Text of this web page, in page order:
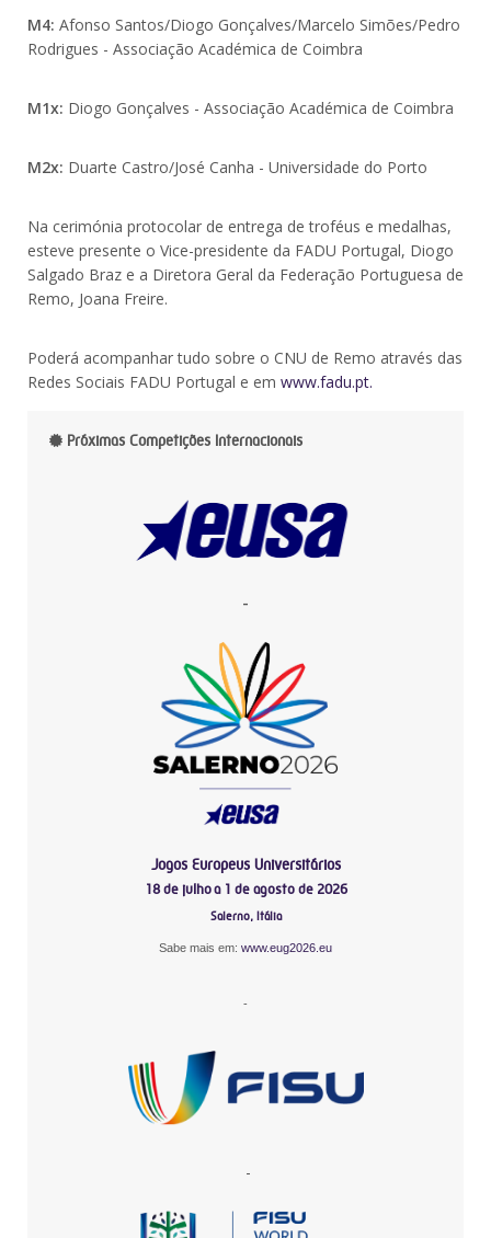
M4: Afonso Santos/Diogo Gonçalves/Marcelo Simões/Pedro
Rodrigues - Associação Académica de Coimbra
M1x: Diogo Gonçalves - Associação Académica de Coimbra
M2x: Duarte Castro/José Canha - Universidade do Porto
Na cerimónia protocolar de entrega de troféus e medalhas,
esteve presente o Vice-presidente da FADU Portugal, Diogo
Salgado Braz e a Diretora Geral da Federação Portuguesa de
Remo, Joana Freire.
Poderá acompanhar tudo sobre o CNU de Remo através das
Redes Sociais FADU Portugal e em www.fadu.pt.
Próximas Competições Internacionais
-
Jogos Europeus Universitários
18 de julho a 1 de agosto de 2026
Salerno, Itália
Sabe mais em: www.eug2026.eu
-
-